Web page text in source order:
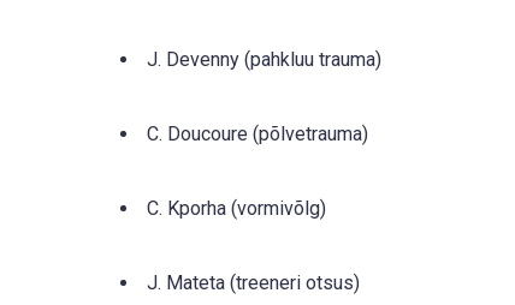
J. Devenny (pahkluu trauma)
C. Doucoure (põlvetrauma)
C. Kporha (vormivõlg)
J. Mateta (treeneri otsus)